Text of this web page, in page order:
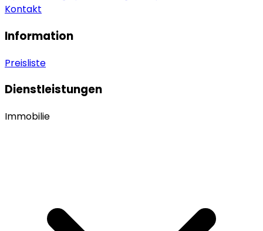
Kontakt
Information
Preisliste
Dienstleistungen
Immobilie